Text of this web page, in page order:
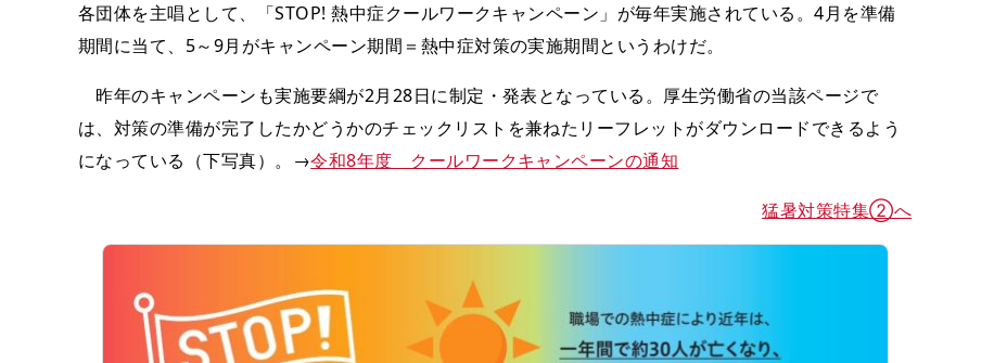
各団体を主唱として、「STOP! 熱中症クールワークキャンペーン」が毎年実施されている。4月を準備
期間に当て、5～9月がキャンペーン期間＝熱中症対策の実施期間というわけだ。
昨年のキャンペーンも実施要綱が2月28日に制定・発表となっている。厚生労働省の当該ページで
は、対策の準備が完了したかどうかのチェックリストを兼ねたリーフレットがダウンロードできるよう
になっている（下写真）。→令和8年度 クールワークキャンペーンの通知
猛暑対策特集②へ